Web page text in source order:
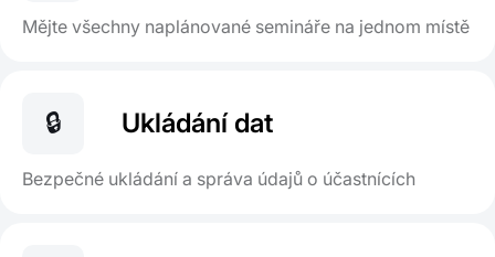
Mějte všechny naplánované semináře na jednom místě
🔒 Ukládání dat
Bezpečné ukládání a správa údajů o účastnících